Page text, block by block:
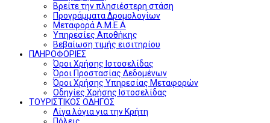
Βρείτε την πλησιέστερη στάση
Προγράμματα Δρομολογίων
Μεταφορά Α.Μ.Ε.Α
Υπηρεσίες Αποθήκης
Βεβαίωση τιμής εισιτηρίου
ΠΛΗΡΟΦΟΡΙΕΣ
Όροι Χρήσης Ιστοσελίδας
Όροι Προστασίας Δεδομένων
Όροι Χρήσης Υπηρεσίας Μεταφορών
Οδηγίες Χρήσης Ιστοσελίδας
ΤΟΥΡΙΣΤΙΚΟΣ ΟΔΗΓΟΣ
Λίγα λόγια για την Κρήτη